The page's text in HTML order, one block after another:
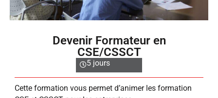
Devenir Formateur en
CSE/CSSCT
5 jours
Cette formation vous permet d’animer les formation